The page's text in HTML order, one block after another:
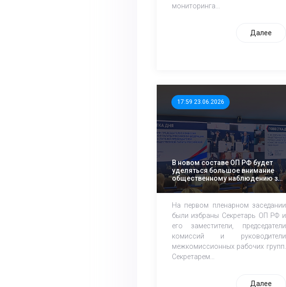
мониторинга...
Далее
17:59 23.06.2026
В новом составе ОП РФ будет
уделяться большое внимание
общественному наблюдению за
выборами
На первом пленарном заседании
были избраны Секретарь ОП РФ и
его заместители, председатели
комиссий и руководители
межкомиссионных рабочих групп.
Секретарем...
Далее